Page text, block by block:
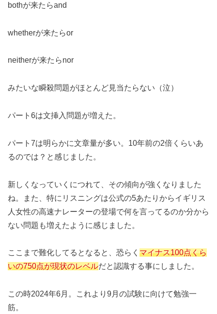
bothが来たらand
whetherが来たらor
neitherが来たらnor
みたいな瞬殺問題がほとんど見当たらない（泣）
パート6は文挿入問題が増えた。
パート7は明らかに文章量が多い。10年前の2倍くらいあ
るのでは？と感じました。
新しくなっていくにつれて、その傾向が強くなりました
ね。また、特にリスニングは公式の5あたりからイギリス
人女性の高速ナレーターの登場で何を言ってるのか分から
ない問題も増えたように感じました。
ここまで難化してるとなると、恐らく マイナス100点くら
いの750点が現状のレベルだと認識する事にしました。
この時2024年6月。これより9月の試験に向けて勉強一
筋。